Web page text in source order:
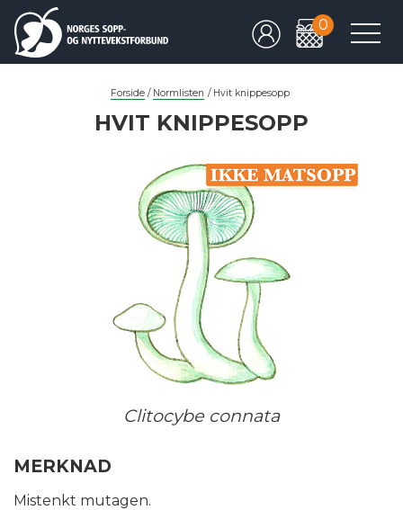
0
Forside / Normlisten / Hvit knippesopp
HVIT KNIPPESOPP
Clitocybe connata
MERKNAD
Mistenkt mutagen.